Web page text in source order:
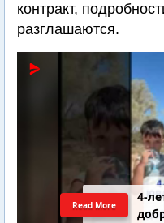
контракт,
разглашаются.
4-
Read More